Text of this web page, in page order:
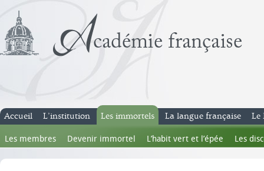
Accueil L’institution Les immortels
Les membres Devenir immortel L’habit vert et l’épée Les
La langue française Le